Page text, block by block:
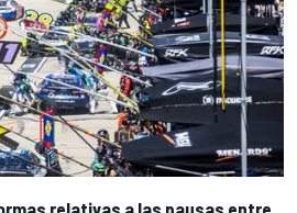
relativas a las pausas entre